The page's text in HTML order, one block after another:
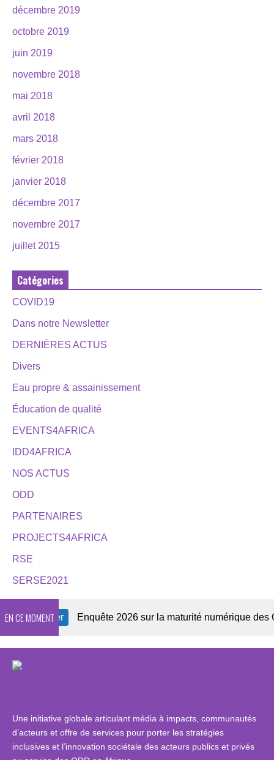
décembre 2019
octobre 2019
juin 2019
novembre 2018
mai 2018
avril 2018
mars 2018
février 2018
janvier 2018
décembre 2017
novembre 2017
juillet 2015
Catégories
COVID19
Dans notre Newsletter
DERNIÈRES ACTUS
Divers
Eau propre & assainissement
Éducation de qualité
EVENTS4AFRICA
IDD4AFRICA
NOS ACTUS
ODD
PARTENAIRES
PROJECTS4AFRICA
RSE
SERSE2021
EN CE MOMENTEnquête 2026 sur la maturité numérique des OSC
Une initiative globale articulant média à impacts, communautés
d’acteurs et offre de services pour porter les stratégies
inclusives et l’innovation sociétale des acteurs publics et privés